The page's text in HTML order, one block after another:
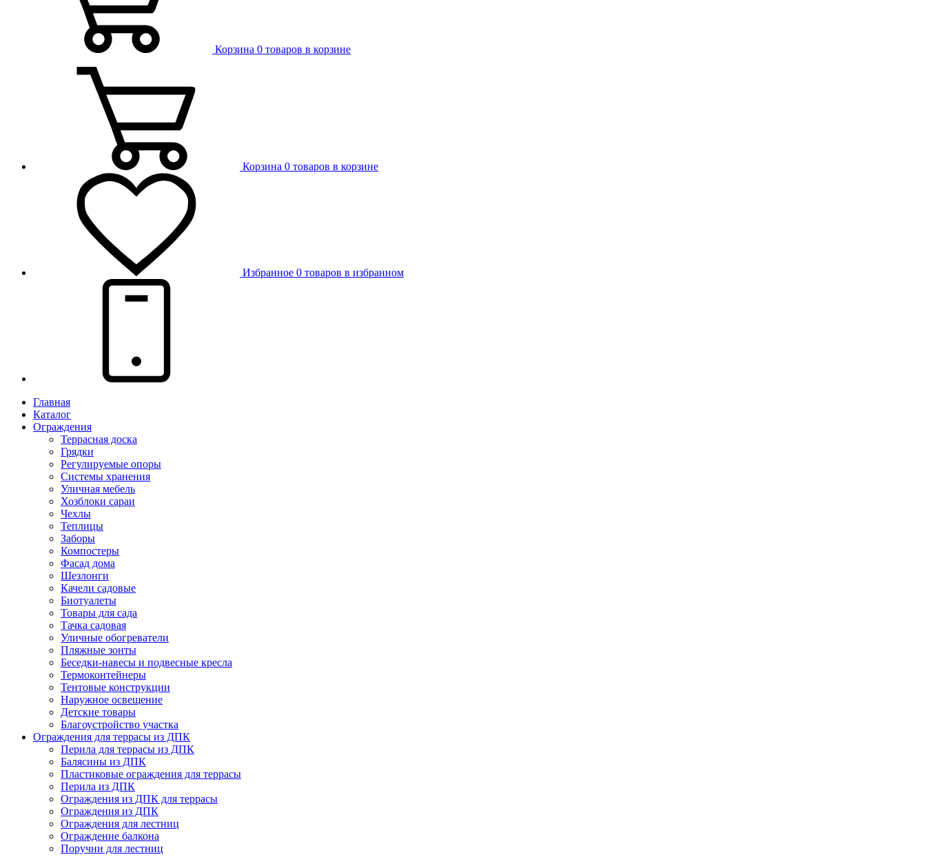
Корзина 0 товаров в корзине
Корзина 0 товаров в корзине
Избранное 0 товаров в избранном
Главная
Каталог
Ограждения
Террасная доска
Грядки
Регулируемые опоры
Системы хранения
Уличная мебель
Хозблоки сараи
Чехлы
Теплицы
Заборы
Компостеры
Фасад дома
Шезлонги
Качели садовые
Биотуалеты
Товары для сада
Тачка садовая
Уличные обогреватели
Пляжные зонты
Беседки-навесы и подвесные кресла
Термоконтейнеры
Тентовые конструкции
Наружное освещение
Детские товары
Благоустройство участка
Ограждения для террасы из ДПК
Перила для террасы из ДПК
Балясины из ДПК
Пластиковые ограждения для террасы
Перила из ДПК
Ограждения из ДПК для террасы
Ограждения из ДПК
Ограждения для лестниц
Ограждение балкона
Поручни для лестниц